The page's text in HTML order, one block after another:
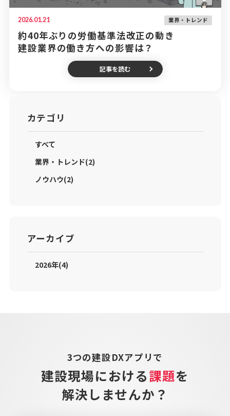
2026.01.21 業界・トレンド
約40年ぶりの労働基準法改正の動き
建設業界の働き方への影響は？
記事を読む
カテゴリ
すべて
業界・トレンド(2)
ノウハウ(2)
アーカイブ
2026年(4)
3つの建設DXアプリで
建設現場における課題を
解決しませんか？